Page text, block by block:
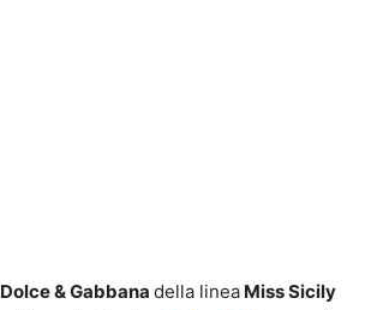
Dolce & Gabbana della linea Miss Sicily